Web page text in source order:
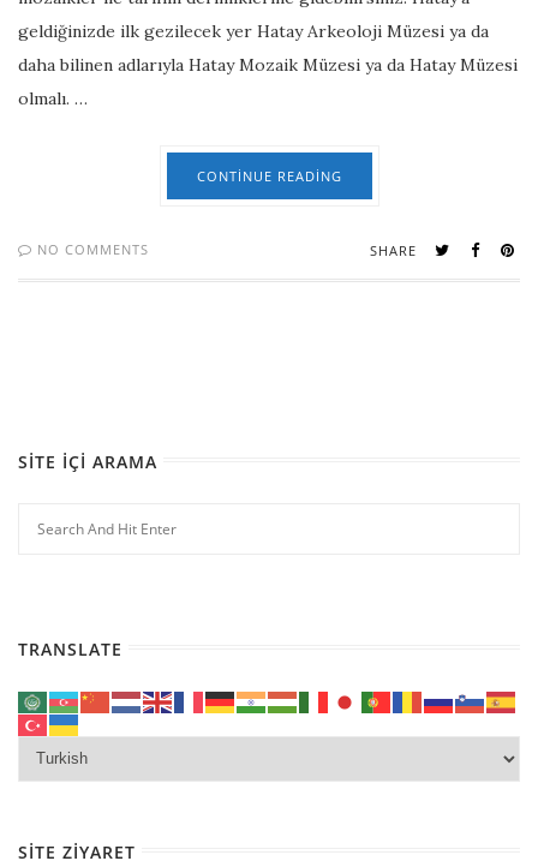
geldiğinizde ilk gezilecek yer Hatay Arkeoloji Müzesi ya da
daha bilinen adlarıyla Hatay Mozaik Müzesi ya da Hatay Müzesi
olmalı. …
CONTINUE READING
NO COMMENTS SHARE
SITE İÇI ARAMA
TRANSLATE
SITE ZIYARET